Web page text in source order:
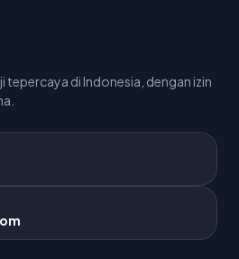
tepercaya di Indonesia, dengan izin